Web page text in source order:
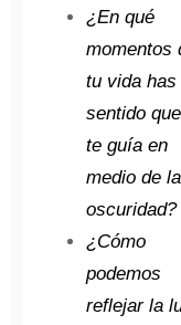
¿En qué
momentos
tu vida has
sentido
te guía en
medio de la
oscuridad?
¿Cómo
podemos
reflejar la